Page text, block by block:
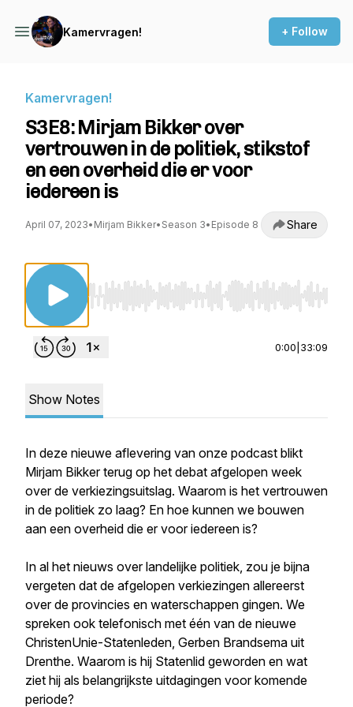
Kamervragen! + Follow
Kamervragen!
S3E8: Mirjam Bikker over
vertrouwen in de politiek, stikstof
en een overheid die er voor
iedereen is
April 07, 2023• Mirjam Bikker• Season 3• Episode 8 Share
Use Left/Right to seek, Home/End to jump
0:00 33:09
Show Notes
In deze nieuwe aflevering van onze podcast blikt
Mirjam Bikker terug op het debat afgelopen week
over de verkiezingsuitslag. Waarom is het vertrouwen
in de politiek zo laag? En hoe kunnen we bouwen
aan een overheid die er voor iedereen is?
In al het nieuws over landelijke politiek, zou je bijna
vergeten dat de afgelopen verkiezingen allereerst
over de provincies en waterschappen gingen. We
spreken ook telefonisch met één van de nieuwe
ChristenUnie-Statenleden, Gerben Brandsema uit
Drenthe. Waarom is hij Statenlid geworden en wat
ziet hij als belangrijkste uitdagingen voor komende
periode?